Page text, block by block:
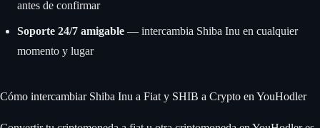
antes de confirmar
Soporte 24/7 amigable — intercambia Shiba Inu en cualquier
momento y lugar
Cómo intercambiar Shiba Inu a Fiat y SHIB a Crypto en YouHodler